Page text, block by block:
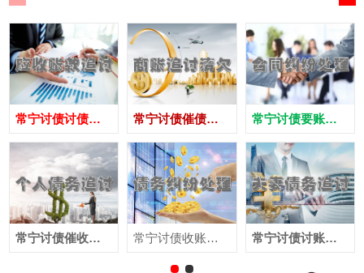
常宁讨债讨债公司
常宁讨债催收公司
常宁讨债催债公司
常宁讨债收账公司
常宁讨债要账公司
常宁讨债讨账公司